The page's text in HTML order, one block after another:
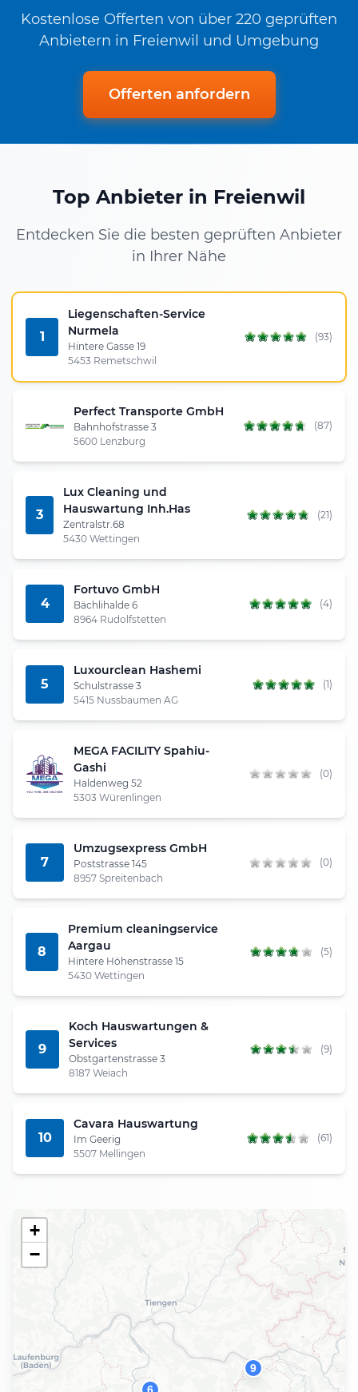
Kostenlose Offerten von über 220 geprüften
Anbietern in Freienwil und Umgebung
Offerten anfordern
Top Anbieter in Freienwil
Entdecken Sie die besten geprüften Anbieter
in Ihrer Nähe
1
Liegenschaften-Service
Nurmela
Hintere Gasse 19
5453 Remetschwil
(93)
Perfect Transporte GmbH
Bahnhofstrasse 3
5600 Lenzburg
(87)
3
Lux Cleaning und
Hauswartung Inh.Has
Zentralstr.68
5430 Wettingen
(21)
4
Fortuvo GmbH
Bächlihalde 6
8964 Rudolfstetten
(4)
5
Luxourclean Hashemi
Schulstrasse 3
5415 Nussbaumen AG
(1)
MEGA FACILITY Spahiu-
Gashi
Haldenweg 52
5303 Würenlingen
(0)
7
Umzugsexpress GmbH
Poststrasse 145
8957 Spreitenbach
(0)
8
Premium cleaningservice
Aargau
Hintere Höhenstrasse 15
5430 Wettingen
(5)
9
Koch Hauswartungen &
Services
Obstgartenstrasse 3
8187 Weiach
(9)
10
Cavara Hauswartung
Im Geerig
5507 Mellingen
(61)
9
+
−